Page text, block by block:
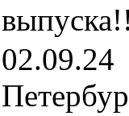
02.09.24